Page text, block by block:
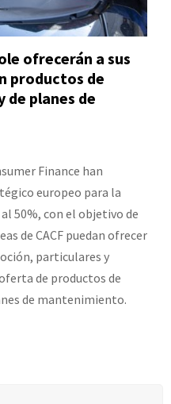
ofrecerán a sus
productos de
de planes de
Finance han
europeo para la
50%, con el objetivo de
de CACF puedan ofrecer
particulares y
de productos de
de mantenimiento.